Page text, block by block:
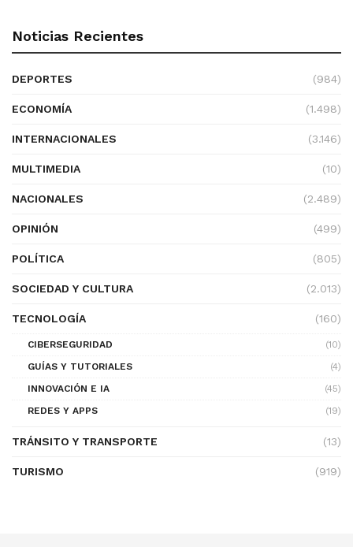
Noticias Recientes
DEPORTES (984)
ECONOMÍA (1.498)
INTERNACIONALES (3.146)
MULTIMEDIA (10)
NACIONALES (2.489)
OPINIÓN (499)
POLÍTICA (805)
SOCIEDAD Y CULTURA (2.013)
TECNOLOGÍA (160)
CIBERSEGURIDAD
(10)
GUÍAS Y TUTORIALES
(4)
INNOVACIÓN E IA
(45)
REDES Y APPS
(19)
TRÁNSITO Y TRANSPORTE (13)
TURISMO (919)